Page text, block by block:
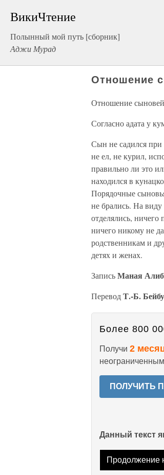
ВикиЧтение
Полынный мой путь [сборник]
Аджи Мурад
Отношение
Отношение
Согласно адата у
Сын не садился при
не ел, не курил,
правильно ли это
находился в
Порядочные
не брались. На
отделялись,
ничего никому не
родственникам и
детях и женах.
ЗаписьМаная
ПереводТ.-Б.
Более 800
Получи 2
ПОЛУЧИТЬ
Данный текст
Продолжение